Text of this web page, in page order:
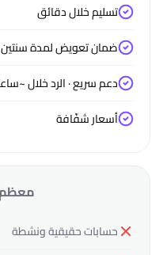
تسليم خلال دقائق
ضمان تعويض لمدة سنتين
دعم سريع · الرد خلال
أسعار شفّافة
معظم
حسابات حقيقية ونشطة